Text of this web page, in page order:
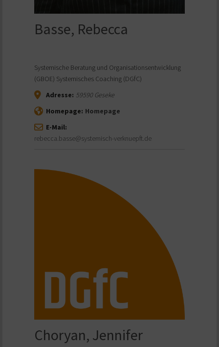
Basse, Rebecca
Systemische Beratung und Organisationsentwicklung
(GBOE) Systemisches Coaching (DGfC)
Adresse: 59590Geseke
Homepage: Homepage
E-Mail:
rebecca.basse@systemisch-verknuepft.de
Choryan, Jennifer